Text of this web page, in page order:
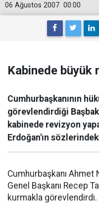
00:00
06 Ağustos 2007
Kabinede büyük
Cumhurbaşkanının
görevlendirdiği
kabinede revizyon
Erdoğan'ın
Cumhurbaşkanı Ahmet
Genel Başkanı Recep
kurmakla görevlendirdi.